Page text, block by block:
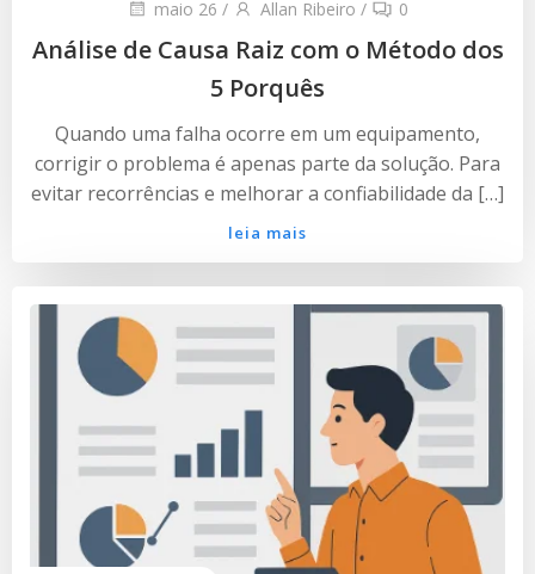
maio 26 / Allan Ribeiro / 0
Análise de Causa Raiz com o Método dos
5 Porquês
Quando uma falha ocorre em um equipamento,
corrigir o problema é apenas parte da solução. Para
evitar recorrências e melhorar a confiabilidade da […]
leia mais